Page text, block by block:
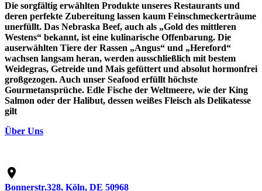
Die sorgfältig erwählten Produkte unseres Restaurants und
deren perfekte Zubereitung lassen kaum Feinschmeckerträume
unerfüllt. Das Nebraska Beef, auch als „Gold des mittleren
Westens“ bekannt, ist eine kulinarische Offenbarung. Die
auserwählten Tiere der Rassen „Angus“ und „Hereford“
wachsen langsam heran, werden ausschließlich mit bestem
Weidegras, Getreide und Mais gefüttert und absolut hormonfrei
großgezogen. Auch unser Seafood erfüllt höchste
Gourmetansprüche. Edle Fische der Weltmeere, wie der King
Salmon oder der Halibut, dessen weißes Fleisch als Delikatesse
gilt
Über Uns
Bonnerstr.328, Köln, DE 50968